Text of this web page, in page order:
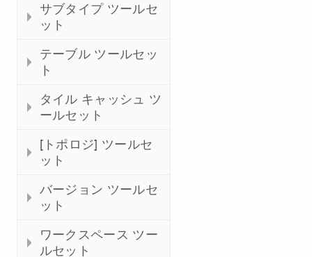
サブタイプ ツールセ
ット
テーブル ツールセッ
ト
タイル キャッシュ ツ
ールセット
[トポロジ] ツールセ
ット
バージョン ツールセ
ット
ワークスペース ツー
ルセット